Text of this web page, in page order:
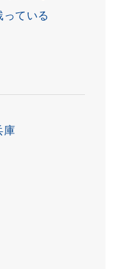
っている
庫